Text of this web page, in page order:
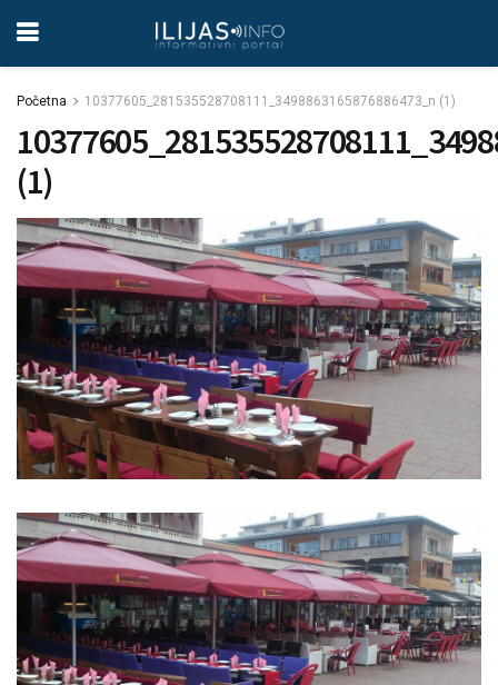
Početna 10377605_281535528708111_3498863165876886473_n (1)
(1)